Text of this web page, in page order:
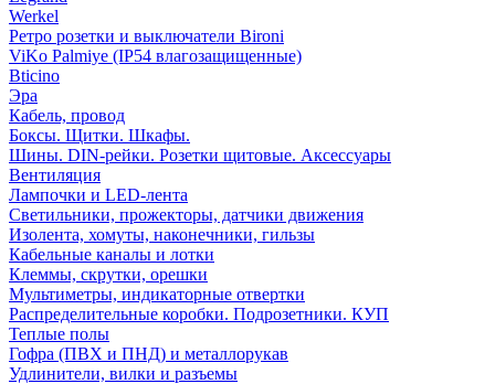
Werkel
Ретро розетки и выключатели Bironi
ViKo Palmiye (IP54 влагозащищенные)
Bticino
Эра
Кабель, провод
Боксы. Щитки. Шкафы.
Шины. DIN-рейки. Розетки щитовые. Аксессуары
Вентиляция
Лампочки и LED-лента
Светильники, прожекторы, датчики движения
Изолента, хомуты, наконечники, гильзы
Кабельные каналы и лотки
Клеммы, скрутки, орешки
Мультиметры, индикаторные отвертки
Распределительные коробки. Подрозетники. КУП
Теплые полы
Гофра (ПВХ и ПНД) и металлорукав
Удлинители, вилки и разъемы